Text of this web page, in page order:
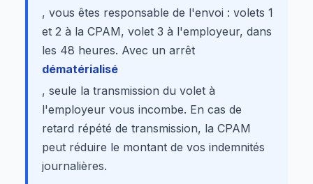
, vous êtes responsable de l'envoi : volets 1
et 2 à la CPAM, volet 3 à l'employeur, dans
les 48 heures. Avec un arrêt
dématérialisé
, seule la transmission du volet à
l'employeur vous incombe. En cas de
retard répété de transmission, la CPAM
peut réduire le montant de vos indemnités
journalières.